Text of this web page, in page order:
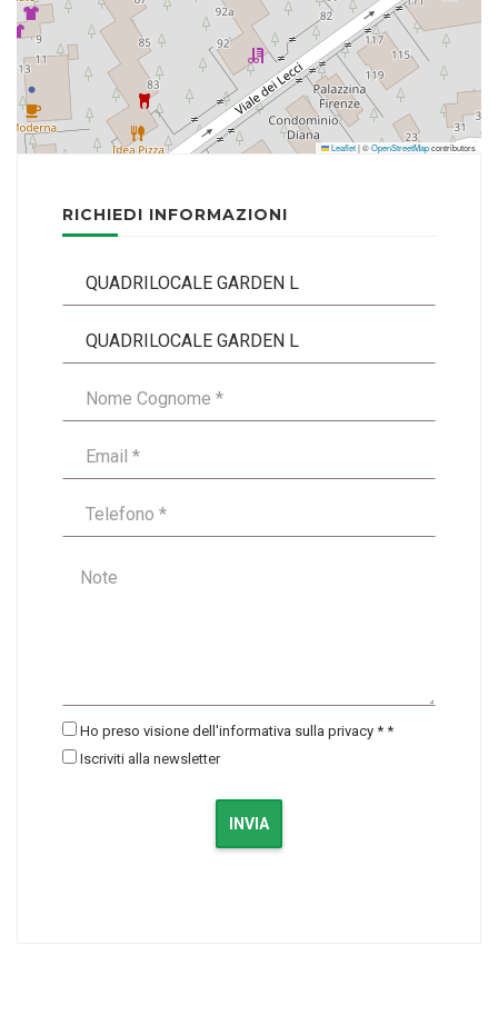
Leaflet|©OpenStreetMapcontributors
RICHIEDI INFORMAZIONI
Ho preso visione dell'informativa sulla privacy * *
Iscriviti alla newsletter
INVIA